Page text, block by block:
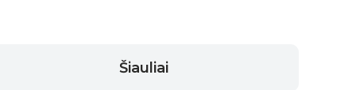
Šiauliai